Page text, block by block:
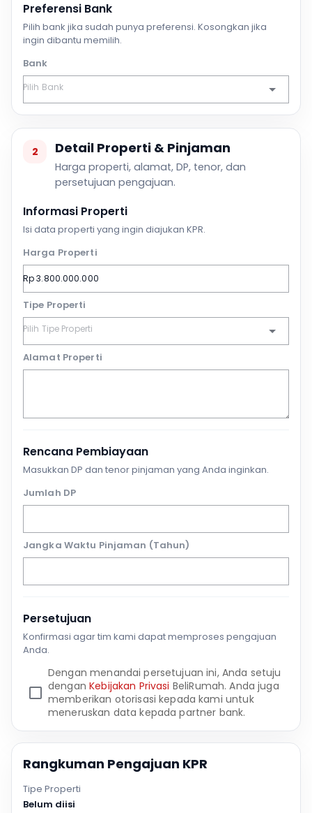
Preferensi Bank
Pilih bank jika sudah punya preferensi. Kosongkan jika
ingin dibantu memilih.
Bank
2 Detail Properti & Pinjaman
Harga properti, alamat, DP, tenor, dan
persetujuan pengajuan.
Informasi Properti
Isi data properti yang ingin diajukan KPR.
Harga Properti
Tipe Properti
Alamat Properti
Rencana Pembiayaan
Masukkan DP dan tenor pinjaman yang Anda inginkan.
Jumlah DP
Jangka Waktu Pinjaman (Tahun)
Persetujuan
Konfirmasi agar tim kami dapat memproses pengajuan
Anda.
Dengan menandai persetujuan ini, Anda setuju
denganKebijakan Privasi BeliRumah. Anda juga
memberikan otorisasi kepada kami untuk
meneruskan data kepada partner bank.
Rangkuman Pengajuan KPR
Tipe Properti
Belum diisi